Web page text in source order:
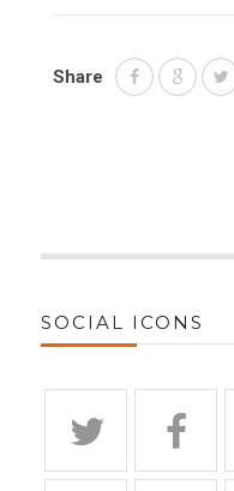
Share
SOCIAL ICONS